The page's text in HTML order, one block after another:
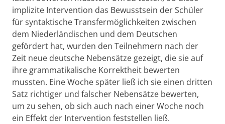
implizite Intervention das Bewusstsein der Schüler
für syntaktische Transfermöglichkeiten zwischen
dem Niederländischen und dem Deutschen
gefördert hat, wurden den Teilnehmern nach der
Zeit neue deutsche Nebensätze gezeigt, die sie auf
ihre grammatikalische Korrektheit bewerten
mussten. Eine Woche später ließ ich sie einen dritten
Satz richtiger und falscher Nebensätze bewerten,
um zu sehen, ob sich auch nach einer Woche noch
ein Effekt der Intervention feststellen ließ.